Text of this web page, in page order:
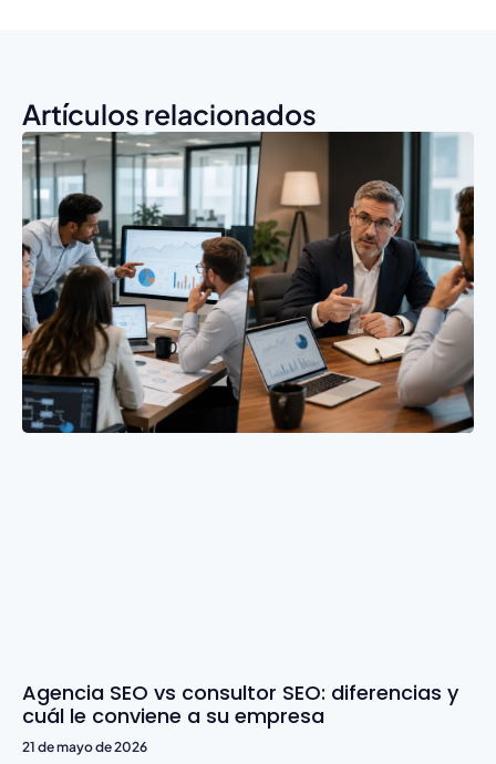
Artículos relacionados
Agencia SEO vs consultor SEO: diferencias y
cuál le conviene a su empresa
21 de mayo de 2026